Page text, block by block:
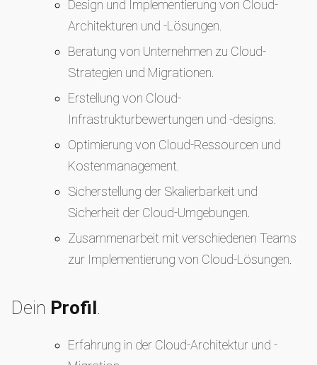
Design und Implementierung von Cloud-
Architekturen und -Lösungen.
Beratung von Unternehmen zu Cloud-
Strategien und Migrationen.
Erstellung von Cloud-
Infrastrukturbewertungen und -designs.
Optimierung von Cloud-Ressourcen und
Kostenmanagement.
Sicherstellung der Skalierbarkeit und
Sicherheit der Cloud-Umgebungen.
Zusammenarbeit mit verschiedenen Teams
zur Implementierung von Cloud-Lösungen.
Dein Profil.
Erfahrung in der Cloud-Architektur und -